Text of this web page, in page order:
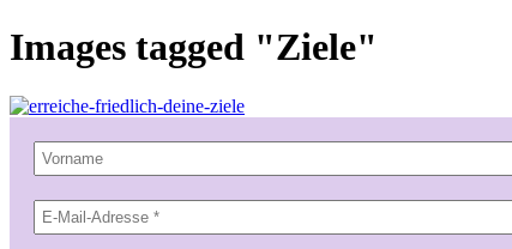
Images tagged "Ziele"